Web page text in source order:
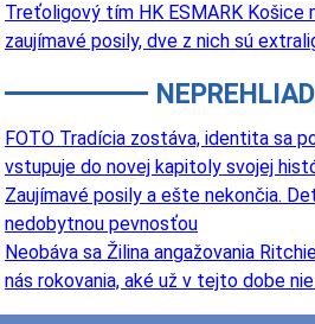
Treťoligový tím HK ESMARK Košice
zaujímavé posily, dve z nich sú
FOTO Tradícia zostáva, identita sa
vstupuje do novej kapitoly svojej
Zaujímavé posily a ešte nekončia.
nedobytnou pevnosťou
Neobáva sa Žilina angažovania
nás rokovania, aké už v tejto dobe